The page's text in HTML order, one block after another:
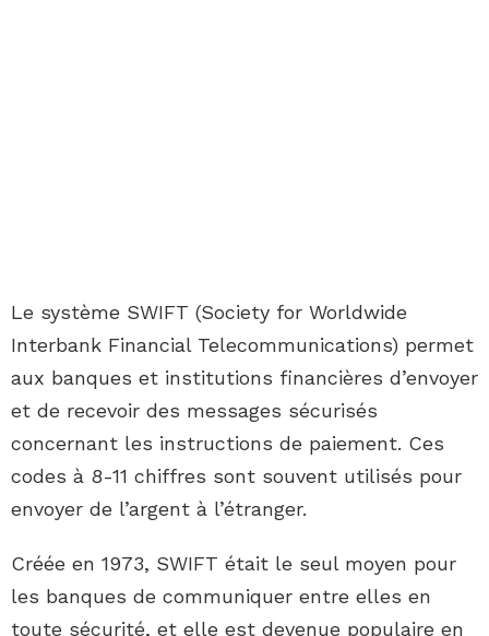
Le système SWIFT (Society for Worldwide
Interbank Financial Telecommunications) permet
aux banques et institutions financières d’envoyer
et de recevoir des messages sécurisés
concernant les instructions de paiement. Ces
codes à 8-11 chiffres sont souvent utilisés pour
envoyer de l’argent à l’étranger.
Créée en 1973, SWIFT était le seul moyen pour
les banques de communiquer entre elles en
toute sécurité, et elle est devenue populaire en